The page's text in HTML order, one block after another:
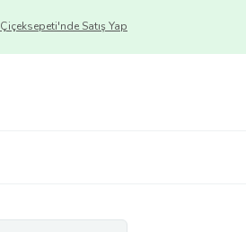
Çiçeksepeti'nde Satış Yap